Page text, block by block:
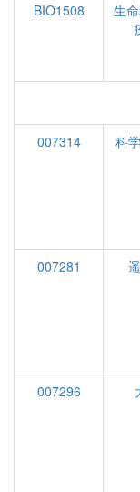
BIO1508
生
007314
科
007281
007296